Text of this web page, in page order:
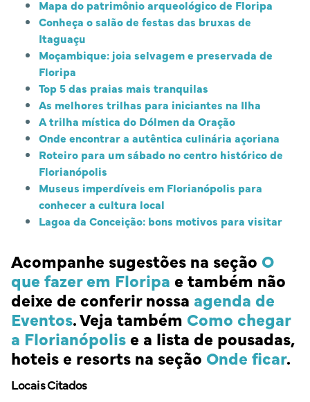
Mapa do patrimônio arqueológico de Floripa
Conheça o salão de festas das bruxas de
Itaguaçu
Moçambique: joia selvagem e preservada de
Floripa
Top 5 das praias mais tranquilas
As melhores trilhas para iniciantes na Ilha
A trilha mística do Dólmen da Oração
Onde encontrar a autêntica culinária açoriana
Roteiro para um sábado no centro histórico de
Florianópolis
Museus imperdíveis em Florianópolis para
conhecer a cultura local
Lagoa da Conceição: bons motivos para visitar
Acompanhe sugestões na seção O
que fazer em Floripa e também não
deixe de conferir nossa agenda de
Eventos. Veja também Como chegar
a Florianópolise a lista de pousadas,
hoteis e resorts na seção Onde ficar.
Locais Citados